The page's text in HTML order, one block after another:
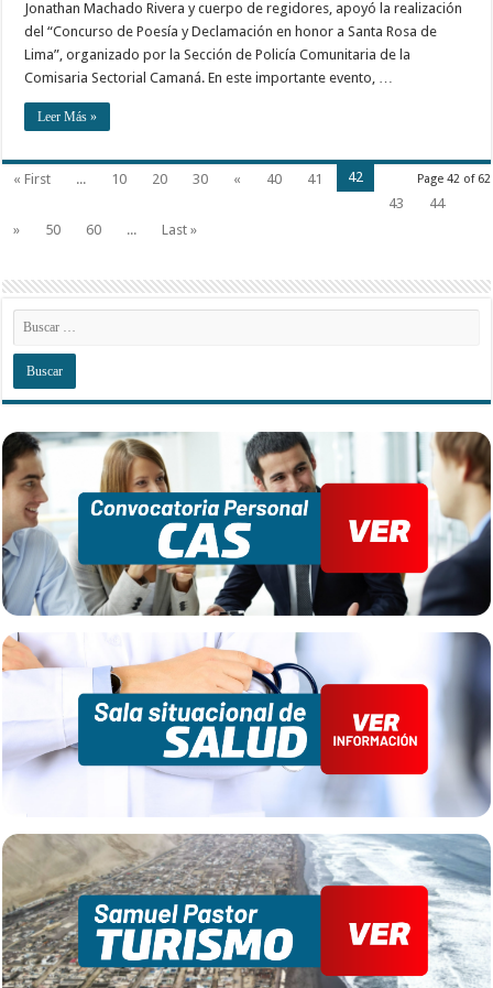
Jonathan Machado Rivera y cuerpo de regidores, apoyó la realización
del “Concurso de Poesía y Declamación en honor a Santa Rosa de
Lima”, organizado por la Sección de Policía Comunitaria de la
Comisaria Sectorial Camaná. En este importante evento, …
Leer Más »
Page 42 of 62
« First ... 10 20 30 « 40 41
42
43
44
»
50 60 ... Last »